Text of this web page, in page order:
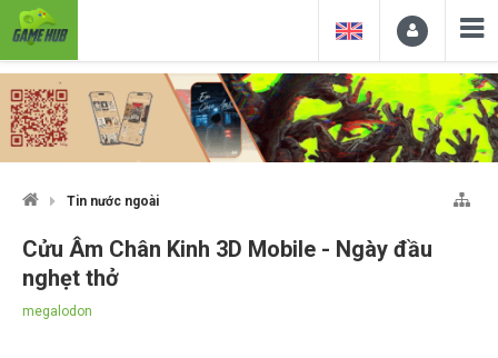
Tin nước ngoài
Cửu Âm Chân Kinh 3D Mobile - Ngày đầu
nghẹt thở
megalodon